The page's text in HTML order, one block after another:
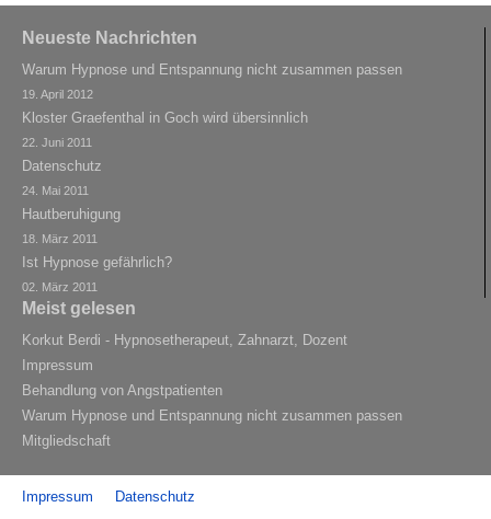
Neueste Nachrichten
Warum Hypnose und Entspannung nicht zusammen passen
19. April 2012
Kloster Graefenthal in Goch wird übersinnlich
22. Juni 2011
Datenschutz
24. Mai 2011
Hautberuhigung
18. März 2011
Ist Hypnose gefährlich?
02. März 2011
Meist gelesen
Korkut Berdi - Hypnosetherapeut, Zahnarzt, Dozent
Impressum
Behandlung von Angstpatienten
Warum Hypnose und Entspannung nicht zusammen passen
Mitgliedschaft
Impressum Datenschutz